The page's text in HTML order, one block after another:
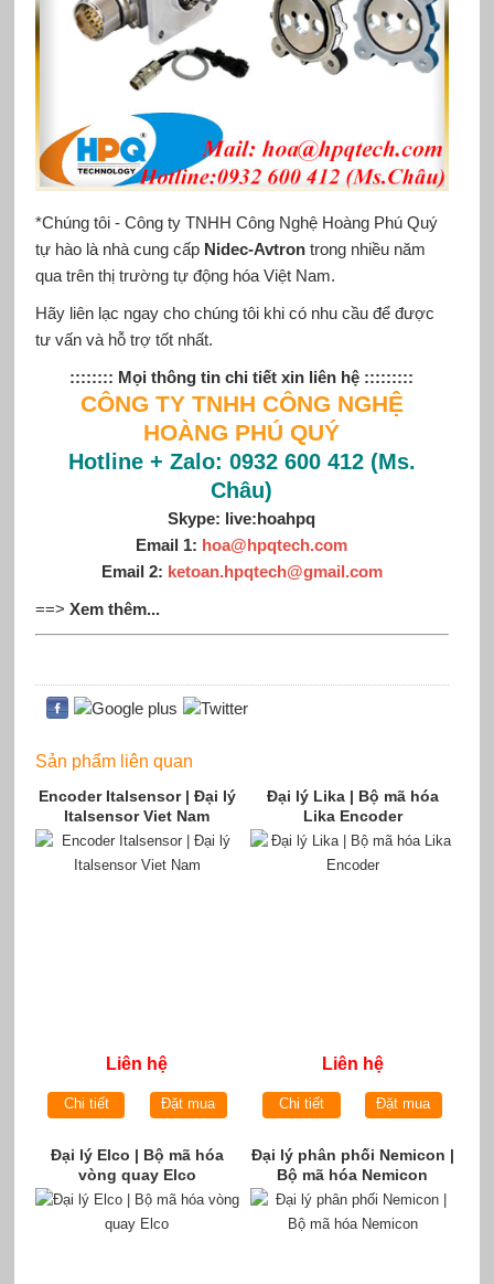
*Chúng tôi - Công ty TNHH Công Nghệ Hoàng Phú Quý
tự hào là nhà cung cấp Nidec-Avtron trong nhiều năm
qua trên thị trường tự động hóa Việt Nam.
Hãy liên lạc ngay cho chúng tôi khi có nhu cầu để được
tư vấn và hỗ trợ tốt nhất.
:::::::: Mọi thông tin chi tiết xin liên hệ :::::::::
CÔNG TY TNHH CÔNG NGHỆ
HOÀNG PHÚ QUÝ
Hotline + Zalo: 0932 600 412 (Ms.
Châu)
Skype: live:hoahpq
Email 1: hoa@hpqtech.com
Email 2: ketoan.hpqtech@gmail.com
==> Xem thêm...
Sản phẩm liên quan
Encoder Italsensor | Đại lý
Italsensor Viet Nam
Liên hệ
Chi tiết Đặt mua
Đại lý Lika | Bộ mã hóa
Lika Encoder
Liên hệ
Chi tiết Đặt mua
Đại lý Elco | Bộ mã hóa
vòng quay Elco
Đại lý phân phối Nemicon |
Bộ mã hóa Nemicon